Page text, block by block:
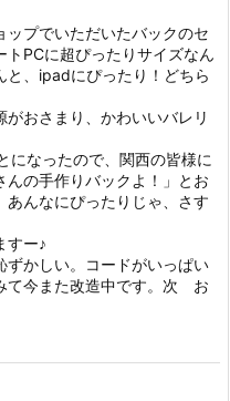
プでいただいたバックのセ
トPCに超ぴったりサイズなん
と、ipadにぴったり！どちら
おさまり、かわいいバレリ
になったので、関西の皆様に
の手作りバックよ！」とお
んなにぴったりじゃ、さす
すー♪
ずかしい。コードがいっぱい
て今また改造中です。次 お